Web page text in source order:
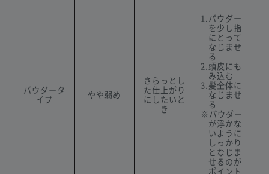
パウダータ
イプ
やや弱め
さらっとし
た仕上がり
にしたいと
き
1.パウダー
を少し指
にとって
なじませ
る
2.頭皮にも
み込む
3.髪全体に
なじませ
る
※パウダー
が浮かな
いように
しっかり
となじま
せるのが
ポイント